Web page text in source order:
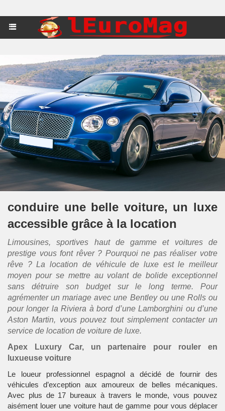
conduire une belle voiture, un luxe
accessible grâce à la location
Limousines, sportives haut de gamme et voitures de
prestige vous font rêver ? Pourquoi ne pas réaliser votre
rêve ? La location de véhicule de luxe est le meilleur
moyen pour se mettre au volant de bolide exceptionnel
sans détruire son budget sur le long terme. Pour
agrémenter un mariage avec une Bentley ou une Rolls ou
pour longer la Riviera à bord d’une Lamborghini ou d’une
Aston Martin, vous pouvez tout simplement contacter un
service de location de voiture de luxe.
Apex Luxury Car, un partenaire pour rouler en
luxueuse voiture
Le loueur professionnel espagnol a décidé de fournir des
véhicules d’exception aux amoureux de belles mécaniques.
Avec plus de 17 bureaux à travers le monde, vous pouvez
aisément louer une voiture haut de gamme pour vous déplacer